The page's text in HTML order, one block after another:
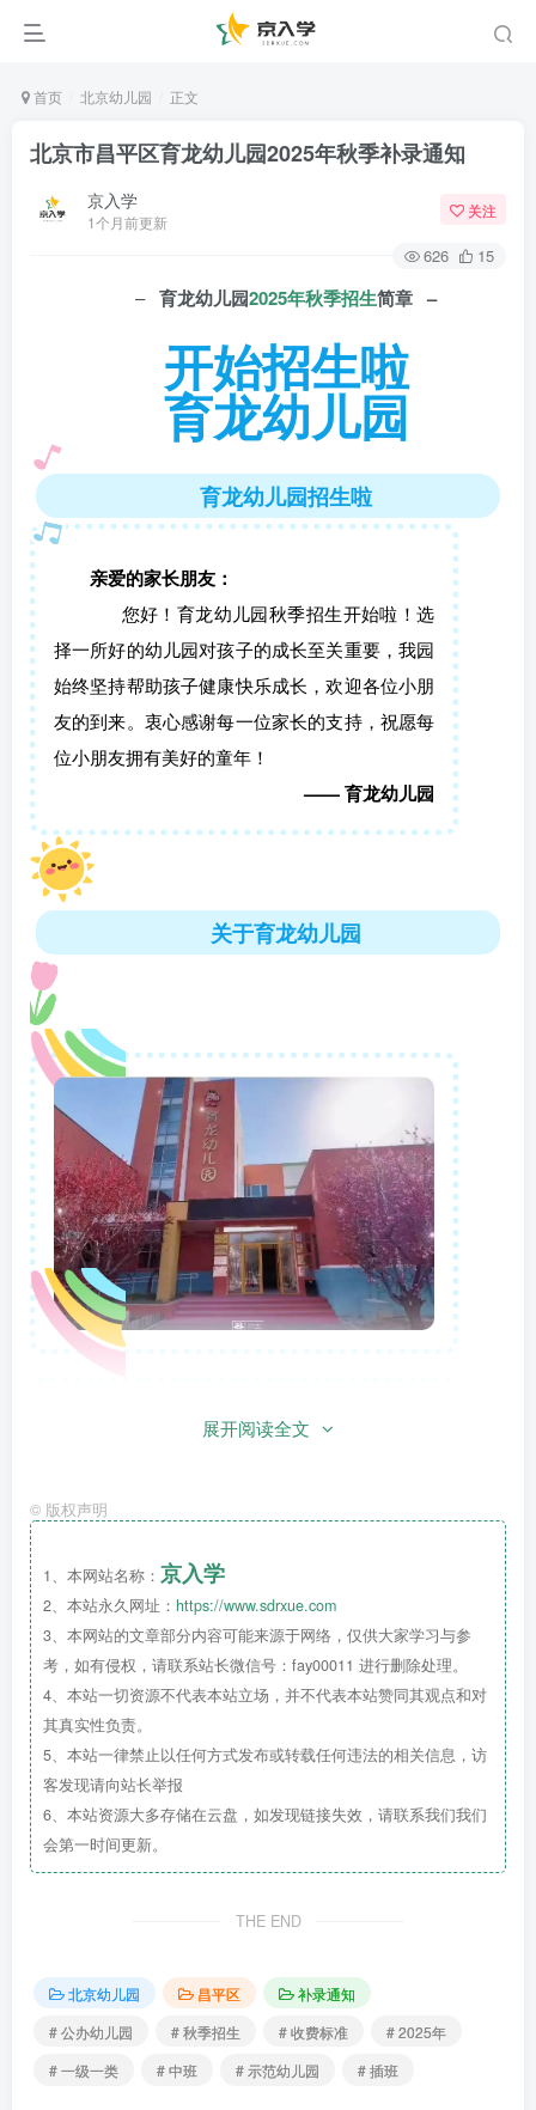
首页 北京幼儿园 正文
北京市昌平区育龙幼儿园2025年秋季补录通知
京入学
1个月前更新
关注
626 15
–育龙幼儿园2025年秋季招生简章 –
开始招生啦
育龙幼儿园
育龙幼儿园招生啦
亲爱的家长朋友：
您好！育龙幼儿园秋季招生开始啦！选
择一所好的幼儿园对孩子的成长至关重要，我园
始终坚持帮助孩子健康快乐成长，欢迎各位小朋
友的到来。衷心感谢每一位家长的支持，祝愿每
位小朋友拥有美好的童年！
—— 育龙幼儿园
关于育龙幼儿园
北京育龙幼儿园是一所
儿园）始建于2005年，位于昌平回龙观龙跃一
区，占地面积5900多平方米，户外大型玩具符合
各年龄段幼儿身体发展需要。室内设施设备齐
全，为孩子带来安全、优美、温馨、和谐的环
境。
园所荣誉：被评为
昌平区示范幼儿园、被评为全国民办教育先进幼
儿园、被评为北京市早期教育基地、连续被评为
园所环境
展开阅读全文
© 版权声明
1、本网站名称： 京入学
2、本站永久网址： https://www.sdrxue.com
3、本网站的文章部分内容可能来源于网络，仅供大家学习与参
考，如有侵权，请联系站长微信号：fay00011 进行删除处理。
4、本站一切资源不代表本站立场，并不代表本站赞同其观点和对
其真实性负责。
5、本站一律禁止以任何方式发布或转载任何违法的相关信息，访
客发现请向站长举报
6、本站资源大多存储在云盘，如发现链接失效，请联系我们我们
会第一时间更新。
THE END
北京幼儿园 昌平区
补录通知
# 公办幼儿园
# 秋季招生 # 收费标准
# 2025年
# 一级一类
# 中班 # 示范幼儿园 # 插班